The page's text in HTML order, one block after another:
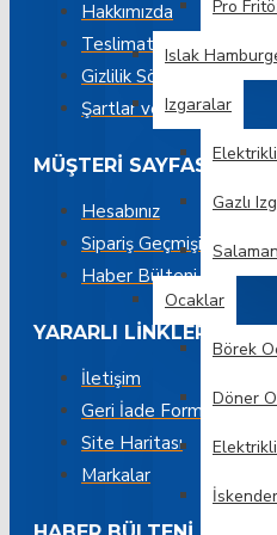
Pro
Islak
Izgaralar
Gazlı
Ocaklar
Börek
Döner
Elektrikli
Hakkımızda
Teslimat Bilgisi
Gizlilik Sözleşmesi
Şartlar ve Koşullar
MÜŞTERI SAYFASI
Hesabınız
Sipariş Geçmişi
Haber Bülteni
YARARLI LINKLER
İletişim
Geri İade Formu
Site Haritası
Markalar